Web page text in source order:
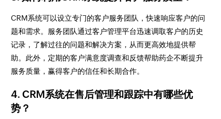
CRM系统可以设立专门的客户服务团队，快速响应客户的问
题和需求。服务团队通过客户管理平台迅速调取客户的历史
记录，了解过往的问题和解决方案，从而更高效地提供帮
助。此外，定期的客户满意度调查和反馈帮助药企不断提升
服务质量，赢得客户的信任和长期合作。
4. CRM系统在售后管理和跟踪中有哪些优
势？